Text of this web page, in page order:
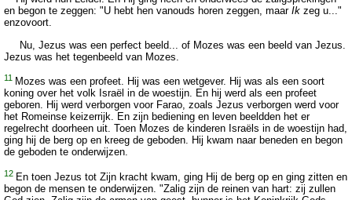
en begon te zeggen: "U hebt hen vanouds horen zeggen, maar Ik zeg u..."
enzovoort.
Nu, Jezus was een perfect beeld... of Mozes was een beeld van Jezus.
Jezus was het tegenbeeld van Mozes.
11 Mozes was een profeet. Hij was een wetgever. Hij was als een soort
koning over het volk Israël in de woestijn. En hij werd als een profeet
geboren. Hij werd verborgen voor Farao, zoals Jezus verborgen werd voor
het Romeinse keizerrijk. En zijn bediening en leven beeldden het er
regelrecht doorheen uit. Toen Mozes de kinderen Israëls in de woestijn had,
ging hij de berg op en kreeg de geboden. Hij kwam naar beneden en begon
de geboden te onderwijzen.
12 En toen Jezus tot Zijn kracht kwam, ging Hij de berg op en ging zitten en
begon de mensen te onderwijzen. "Zalig zijn de reinen van hart: zij zullen